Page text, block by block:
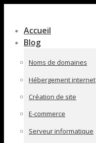
pleine
largeur
Accueil
Blog
Noms de domaines
Hébergement internet
Création de site
E-commerce
Serveur informatique